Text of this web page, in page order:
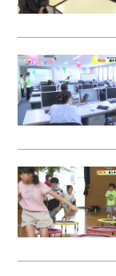
【変更点】
◆デザイン
の動画コン
◆当社アプ
でも・どこ
CCNetサ
番組をご視
【ご注意】
2024年9月
ビス向上
『CCNet